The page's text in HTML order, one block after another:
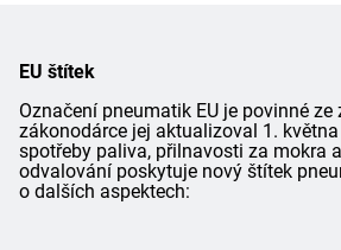
EU štítek
Označení pneumatik EU je povinné ze
zákonodárce jej aktualizoval 1.
spotřeby paliva, přilnavosti za mokra
odvalování poskytuje nový štítek
o dalších aspektech: